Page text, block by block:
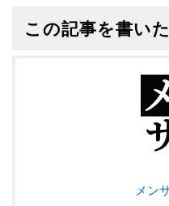
この記事を書い
メン